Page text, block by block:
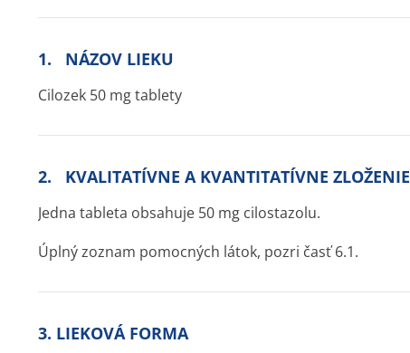
1. NÁZOV LIEKU
Cilozek 50 mg tablety
2. KVALITATÍVNE A KVANTITATÍVNE ZLOŽENIE
Jedna tableta obsahuje 50 mg cilostazolu.
Úplný zoznam pomocných látok, pozri časť 6.1.
3. LIEKOVÁ FORMA